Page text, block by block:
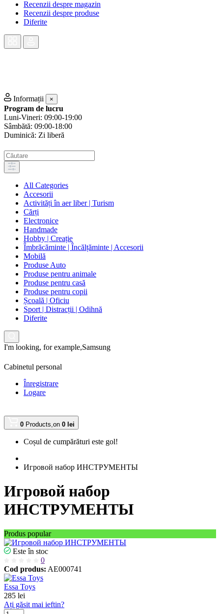
Recenzii despre magazin
Recenzii despre produse
Diferite
Informații ×
Program de lucru
Luni-Vineri: 09:00-19:00
Sâmbătă: 09:00-18:00
Duminică: Zi liberă
All Categories
Accesorii
Activități în aer liber | Turism
Cărți
Electronice
Handmade
Hobby | Creație
Îmbrăcăminte | Încălțăminte | Accesorii
Mobilă
Produse Auto
Produse pentru animale
Produse pentru casă
Produse pentru copii
Școală | Oficiu
Sport | Distracții | Odihnă
Diferite
I'm looking, for example,Samsung
Cabinetul personal
Înregistrare
Logare
0 Products,on 0 lei
Coșul de cumpărături este gol!
Игровой набор ИНСТРУМЕНТЫ
Игровой набор
ИНСТРУМЕНТЫ
Produs popular
Este în stoc
0
Cod produs: AE000741
Essa Toys
285 lei
Ați găsit mai ieftin?